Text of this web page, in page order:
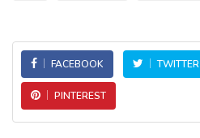
FACEBOOK TWITTER
PINTEREST